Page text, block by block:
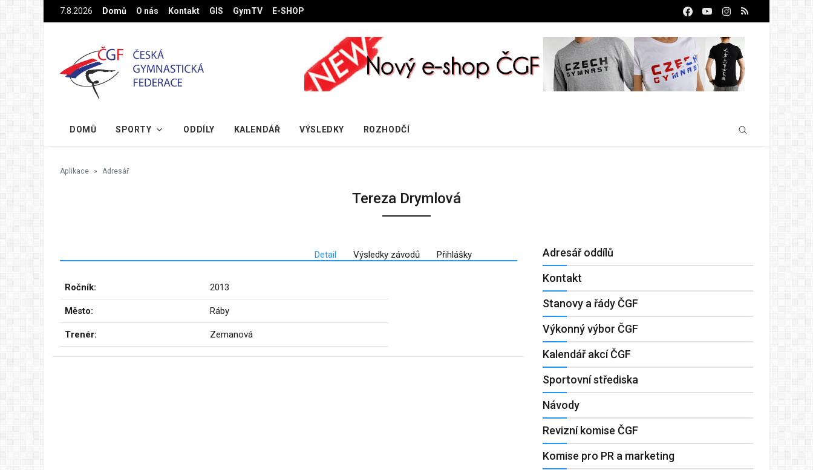
Na hlavní obsah7.8.2026 Domů O nás Kontakt GIS GymTV E-SHOP
DOMŮ SPORTY ODDÍLY KALENDÁŘ VÝSLEDKY ROZHODČÍ
Aplikace Adresář
Tereza Drymlová
Detail Výsledky závodů Přihlášky
Ročník: 2013
Město: Ráby
Trenér: Zemanová
Adresář oddílů
Kontakt
Stanovy a řády ČGF
Výkonný výbor ČGF
Kalendář akcí ČGF
Sportovní střediska
Návody
Revizní komise ČGF
Komise pro PR a marketing